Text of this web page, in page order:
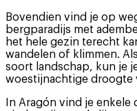
Bovendien vind je op
bergparadijs met
het hele gezin terecht
wandelen of klimmen.
soort landschap, kun je
woestijnachtige droogte
In Aragón vind je enkele